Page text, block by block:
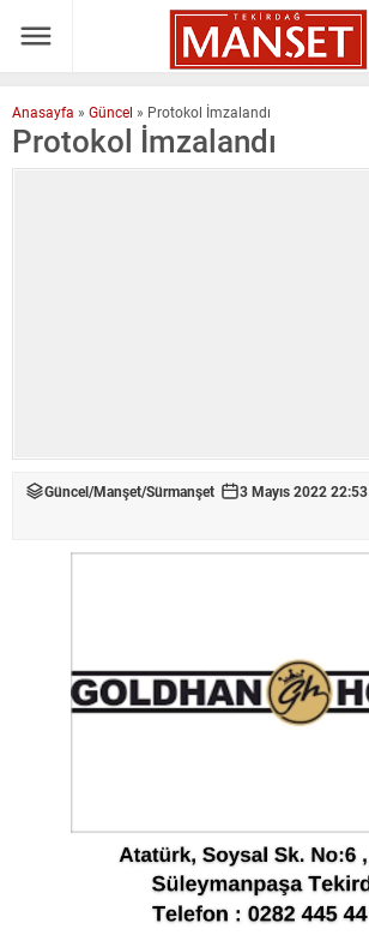
Anasayfa » Güncel » Protokol İmzalandı
Protokol İmzalandı
Güncel/Manşet/Sürmanşet 3 Mayıs 2022 22:53